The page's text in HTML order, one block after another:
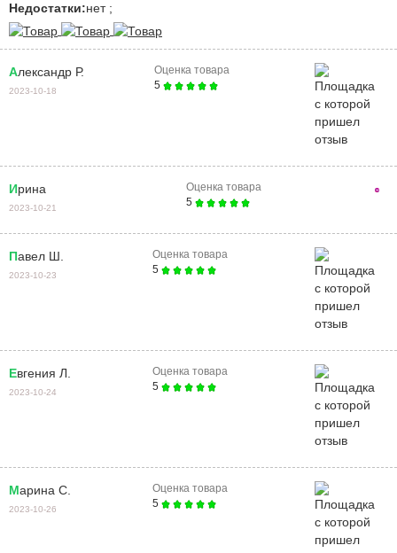
Недостатки:нет ;
Александр Р.
2023-10-18
Оценка товара
5
Ирина
2023-10-21
Оценка товара
5
Павел Ш.
2023-10-23
Оценка товара
5
Евгения Л.
2023-10-24
Оценка товара
5
Марина С.
2023-10-26
Оценка товара
5